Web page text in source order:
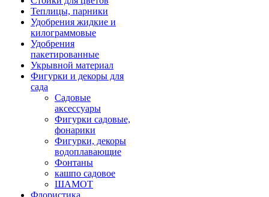
Теплицы, парники
Удобрения жидкие и
килограммовые
Удобрения
пакетированные
Укрывной материал
Фигурки и декоры для
сада
Садовые
аксессуары
Фигурки садовые,
фонарики
Фигурки, декоры
водоплавающие
Фонтаны
кашпо садовое
ШАМОТ
Флористика